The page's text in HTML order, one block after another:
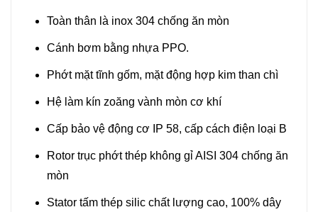
Toàn thân là inox 304 chống ăn mòn
Cánh bơm bằng nhựa PPO.
Phớt mặt tĩnh gốm, mặt động hợp kim than chì
Hệ làm kín zoăng vành mòn cơ khí
Cấp bảo vệ động cơ IP 58, cấp cách điện loại B
Rotor trục phớt thép không gỉ AISI 304 chống ăn
mòn
Stator tấm thép silic chất lượng cao, 100% dây